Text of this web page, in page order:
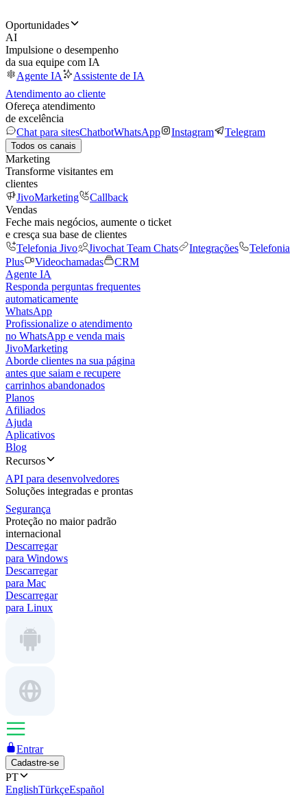
Oportunidades
AI
Impulsione o desempenho
da sua equipe com IA
Agente IA
Assistente de IA
Atendimento ao cliente
Ofereça atendimento
de excelência
Chat para sitesChatbotWhatsApp Instagram Telegram
Todos os canais
Marketing
Transforme visitantes em
clientes
JivoMarketing
Callback
Vendas
Feche mais negócios, aumente o ticket
e cresça sua base de clientes
Telefonia Jivo
Jivochat Team Chats Integrações
Telefonia
Plus
Videochamadas
CRM
Agente IA
Responda perguntas frequentes
automaticamente
WhatsApp
Profissionalize o atendimento
no WhatsApp e venda mais
JivoMarketing
Aborde clientes na sua página
antes que saiam e recupere
carrinhos abandonados
Planos
Afiliados
Ajuda
Aplicativos
Blog
Recursos
API para desenvolvedores
Soluções integradas e prontas
Segurança
Proteção no maior padrão
internacional
Descarregar
para Windows
Descarregar
para Mac
Descarregar
para Linux
Entrar
Cadastre-se
PT
EnglishTürkçeEspañol